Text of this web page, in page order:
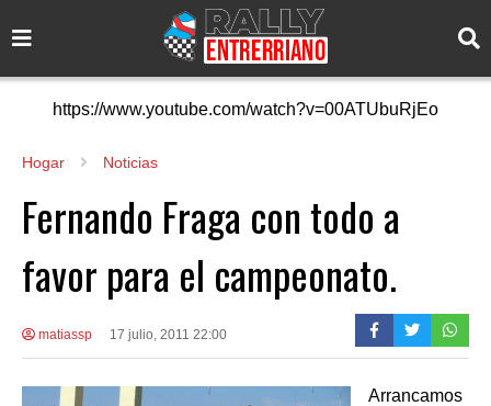
https://www.youtube.com/watch?v=00ATUbuRjEo
Hogar Noticias
Fernando Fraga con todo a
favor para el campeonato.
matiassp 17 julio, 2011 22:00
Arrancamos